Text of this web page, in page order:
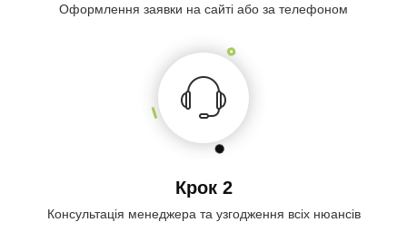
Оформлення заявки на сайті або за телефоном
Крок 2
Консультація менеджера та узгодження всіх нюансів